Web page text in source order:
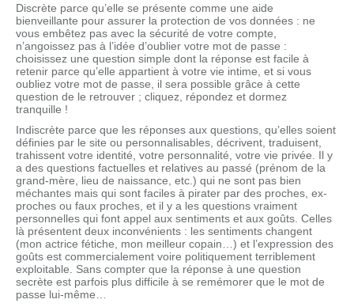
Discrète parce qu’elle se présente comme une aide
bienveillante pour assurer la protection de vos données : ne
vous embêtez pas avec la sécurité de votre compte,
n’angoissez pas à l’idée d’oublier votre mot de passe :
choisissez une question simple dont la réponse est facile à
retenir parce qu’elle appartient à votre vie intime, et si vous
oubliez votre mot de passe, il sera possible grâce à cette
question de le retrouver ; cliquez, répondez et dormez
tranquille !
Indiscrète parce que les réponses aux questions, qu’elles soient
définies par le site ou personnalisables, décrivent, traduisent,
trahissent votre identité, votre personnalité, votre vie privée. Il y
a des questions factuelles et relatives au passé (prénom de la
grand-mère, lieu de naissance, etc.) qui ne sont pas bien
méchantes mais qui sont faciles à pirater par des proches, ex-
proches ou faux proches, et il y a les questions vraiment
personnelles qui font appel aux sentiments et aux goûts. Celles
là présentent deux inconvénients : les sentiments changent
(mon actrice fétiche, mon meilleur copain…) et l’expression des
goûts est commercialement voire politiquement terriblement
exploitable. Sans compter que la réponse à une question
secrète est parfois plus difficile à se remémorer que le mot de
passe lui-même…